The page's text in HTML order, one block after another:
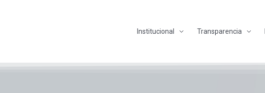
Institucional Transparencia